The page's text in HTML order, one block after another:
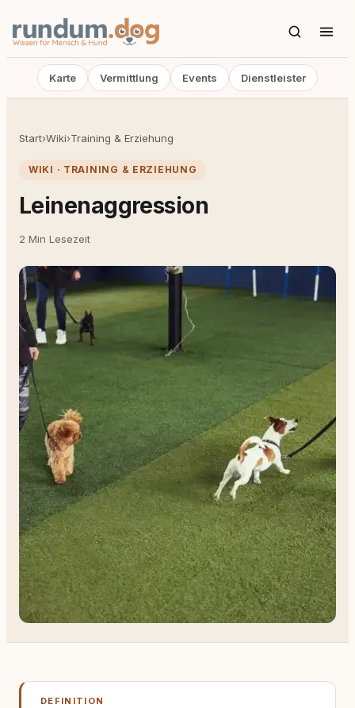
Karte Vermittlung Events Dienstleister
Start›Wiki›Training & Erziehung
WIKI · TRAINING & ERZIEHUNG
Leinenaggression
2 Min Lesezeit
DEFINITION